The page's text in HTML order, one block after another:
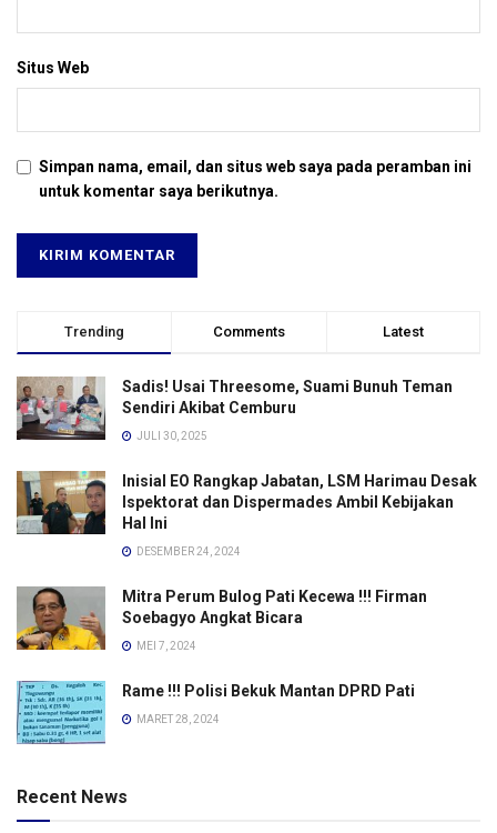
Situs Web
Simpan nama, email, dan situs web saya pada peramban ini
untuk komentar saya berikutnya.
Trending Comments Latest
Sadis! Usai Threesome, Suami Bunuh Teman
Sendiri Akibat Cemburu
JULI 30, 2025
Inisial EO Rangkap Jabatan, LSM Harimau Desak
Ispektorat dan Dispermades Ambil Kebijakan
Hal Ini
DESEMBER 24, 2024
Mitra Perum Bulog Pati Kecewa !!! Firman
Soebagyo Angkat Bicara
MEI 7, 2024
Rame !!! Polisi Bekuk Mantan DPRD Pati
MARET 28, 2024
Recent News